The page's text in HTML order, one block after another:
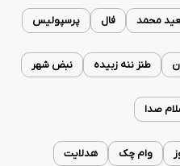
محمد فال پرسپولیس
طنز ننه زبیده نبض شهر
صدا
وام چک هدلایت